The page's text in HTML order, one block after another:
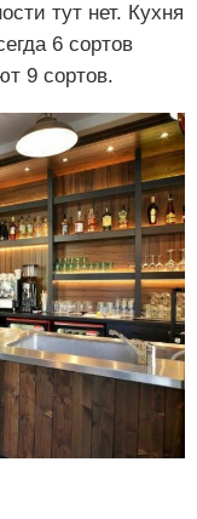
тут нет. Кухня
6 сортов
9 сортов.